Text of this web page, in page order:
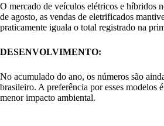
O mercado de veículos elétricos e híbridos
de agosto, as vendas de eletrificados
praticamente iguala o total registrado na
DESENVOLVIMENTO:
No acumulado do ano, os números são
brasileiro. A preferência por esses modelos
menor impacto ambiental.